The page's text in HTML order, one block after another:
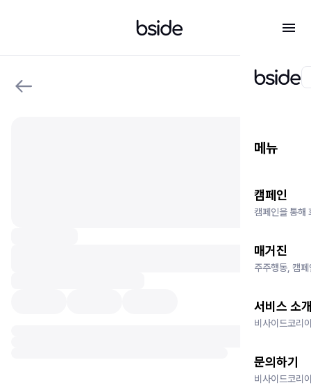
메뉴
캠페인
캠페인을 통해
매거진
주주행동, 캠
서비스 소
비사이드코리
문의하기
비사이드코리